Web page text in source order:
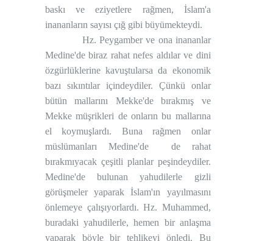
baskı ve eziyetlere rağmen, İslam'a
inananların sayısı çığ gibi büyümekteydi.
Hz. Peygamber ve ona inananlar
Medine'de biraz rahat nefes aldılar ve dini
özgürlüklerine kavuştularsa da ekonomik
bazı sıkıntılar içindeydiler. Çünkü onlar
bütün mallarını Mekke'de bırakmış ve
Mekke müşrikleri de onların bu mallarına
el koymuşlardı. Buna rağmen onlar
müslümanları Medine'de
de rahat
bırakmıyacak çeşitli planlar peşindeydiler.
Medine'de bulunan yahudilerle gizli
görüşmeler yaparak İslam'ın yayılmasını
önlemeye çalışıyorlardı. Hz. Muhammed,
buradaki yahudilerle, hemen bir anlaşma
yaparak böyle bir tehlikeyi önledi. Bu